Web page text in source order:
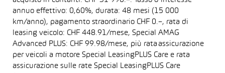
annuo effettivo: 0,60%, durata: 48 mesi (15 000
km/anno), pagamento straordinario CHF 0.–, rata di
leasing veicolo: CHF 448.91/mese, Special AMAG
Advanced PLUS: CHF 99.98/mese, più rata assicurazione
per veicoli a motore Special LeasingPLUS Care e rata
assicurazione sulle rate Special LeasingPLUS Care